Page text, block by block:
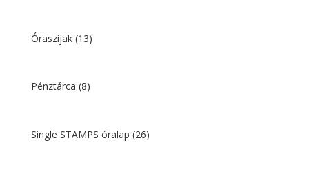
Óraszíjak (13)
Pénztárca (8)
Single STAMPS óralap (26)